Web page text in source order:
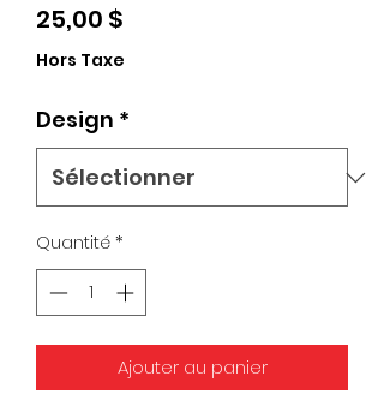
25,00 $
Hors Taxe
Design *
Quantité*
Ajouter au panier